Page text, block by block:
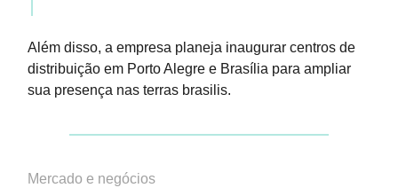
Além disso, a empresa planeja inaugurar centros de
distribuição em Porto Alegre e Brasília para ampliar
sua presença nas terras brasilis.
Mercado e negócios